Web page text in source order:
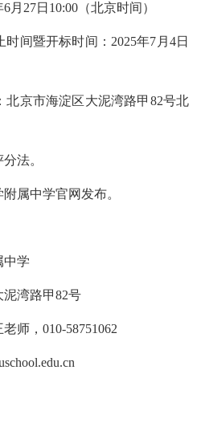
月27日10:00（北京时间）
间暨开标时间：2025年7月4日
北京市海淀区大泥湾路甲82号北
法。
属中学官网发布。
中学
湾路甲82号
师，010-58751062